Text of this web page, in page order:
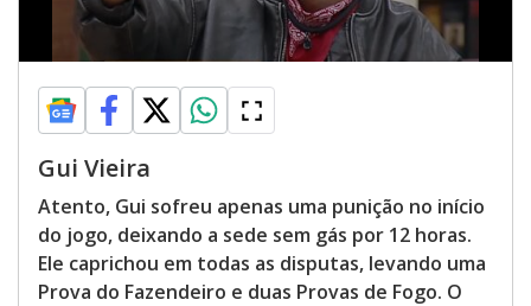
Gui Vieira
Atento, Gui sofreu apenas uma punição no início
do jogo, deixando a sede sem gás por 12 horas.
Ele caprichou em todas as disputas, levando uma
Prova do Fazendeiro e duas Provas de Fogo. O